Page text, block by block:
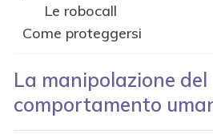
Le robocall
Come proteggersi
La manipolazione del
comportamento